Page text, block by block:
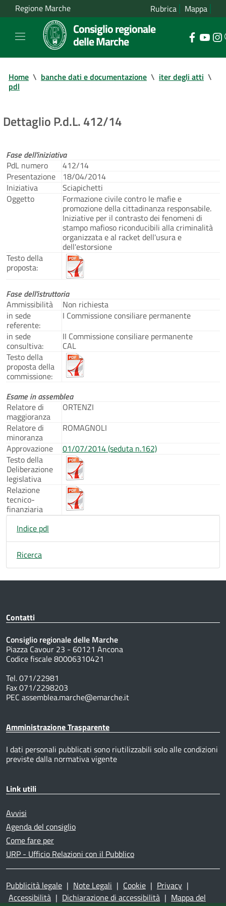
Regione Marche Rubrica Mappa
Consiglio regionale
delle Marche
Home \ banche dati e documentazione \ iter degli atti \
pdl
Dettaglio P.d.L. 412/14
Fase dell'iniziativa
PdL numero
412/14
Presentazione
18/04/2014
Iniziativa
Sciapichetti
Oggetto
Formazione civile contro le mafie e
promozione della cittadinanza responsabile.
Iniziative per il contrasto dei fenomeni di
stampo mafioso riconducibili alla criminalità
organizzata e al racket dell'usura e
dell'estorsione
Testo della
proposta:
Fase dell'istruttoria
Ammissibilità
Non richiesta
in sede
referente:
I Commissione consiliare permanente
in sede
consultiva:
II Commissione consiliare permanente
CAL
Testo della
proposta della
commissione:
Esame in assemblea
Relatore di
maggioranza
ORTENZI
Relatore di
minoranza
ROMAGNOLI
Approvazione
01/07/2014 (seduta n.162)
Testo della
Deliberazione
legislativa
Relazione
tecnico-
finanziaria
Indice pdl
Ricerca
Contatti
Consiglio regionale delle Marche
Piazza Cavour 23 - 60121 Ancona
Codice fiscale 80006310421
Tel. 071/22981
Fax 071/2298203
PEC assemblea.marche@emarche.it
Amministrazione Trasparente
I dati personali pubblicati sono riutilizzabili solo alle condizioni
previste dalla normativa vigente
Link utili
Avvisi
Agenda del consiglio
Come fare per
URP - Ufficio Relazioni con il Pubblico
Pubblicità legale | Note Legali | Cookie | Privacy |
Accessibilità | Dichiarazione di accessibilità | Mappa del